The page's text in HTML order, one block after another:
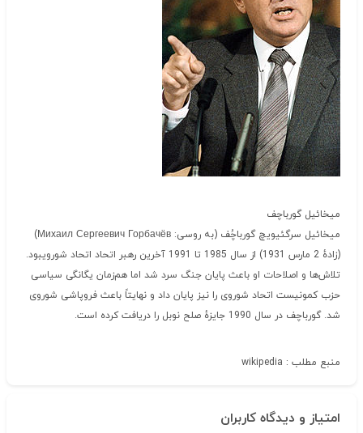
میخائیل گورباچف
میخائیل سرگئیویچ گورباچُف (به روسی: Михаил Сергеевич Горбачёв
)
(زادهٔ 2 مارس 1931) از سال 1985 تا 1991 آخرین رهبر اتحاد اتحاد شورویبود.
تلاش‌ها و اصلاحات او باعث پایان جنگ سرد شد اما هم‌زمان یگانگی سیاسی
حزب کمونیست اتحاد شوروی را نیز پایان داد و نهایتاً باعث فروپاشی شوروی
شد. گورباچف در سال 1990 جایزهٔ صلح نوبل را دریافت کرده است.
منبع مطلب : wikipedia
امتیاز و دیدگاه کاربران